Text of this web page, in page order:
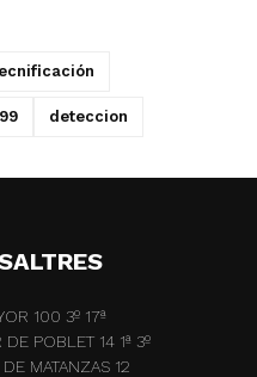
deteccion
100 3º 17ª
DE POBLET 14 1ª 3º
MATANZAS 12